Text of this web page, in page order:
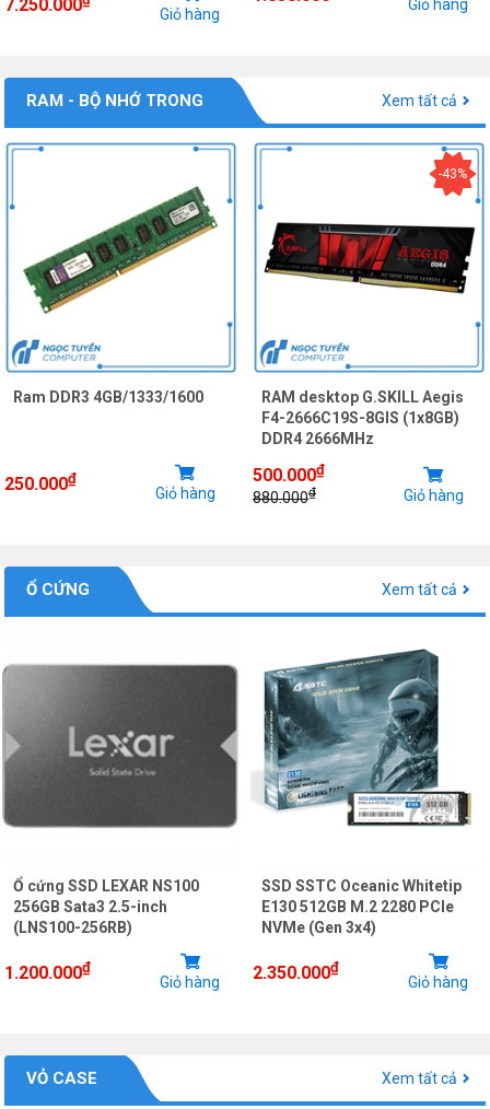
7.250.000 Giỏ hàng
Giỏ hàng
RAM - BỘ NHỚ TRONG Xem tất cả
Ram DDR3 4GB/1333/1600
250.000₫
Giỏ hàng
-43%
RAM desktop G.SKILL Aegis
F4-2666C19S-8GIS (1x8GB)
DDR4 2666MHz
500.000₫
880.000₫ Giỏ hàng
Ổ CỨNG Xem tất cả
Ổ cứng SSD LEXAR NS100
256GB Sata3 2.5-inch
(LNS100-256RB)
1.200.000₫
Giỏ hàng
SSD SSTC Oceanic Whitetip
E130 512GB M.2 2280 PCIe
NVMe (Gen 3x4)
2.350.000₫
Giỏ hàng
VỎ CASE Xem tất cả